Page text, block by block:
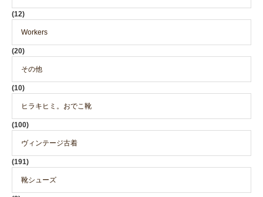
(12)
Workers
(20)
その他
(10)
ヒラキヒミ。おでこ靴
(100)
ヴィンテージ古着
(191)
靴シューズ